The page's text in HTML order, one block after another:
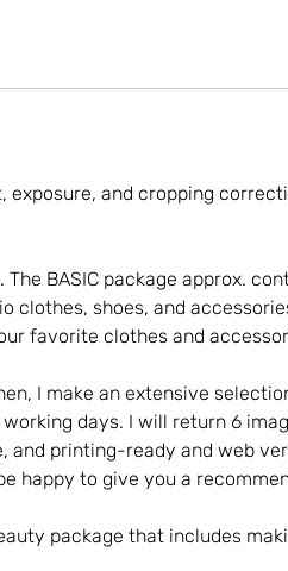
exposure, and cropping
BASIC package approx.
clothes, shoes, and
favorite clothes and
I make an extensive
days. I will return 6
and printing-ready and web
happy to give you a
package that includes